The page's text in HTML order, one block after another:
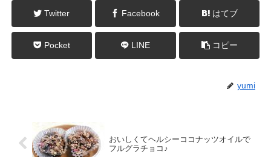
Twitter Facebook はてブ
Pocket LINE コピー
yumi
おいしくてヘルシーココナッツオイルで
フルグラチョコ♪